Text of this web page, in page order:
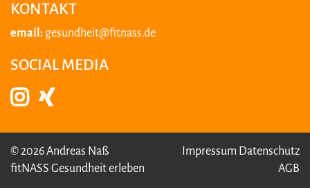
KONTAKT
email: gesundheit@fitnass.de
SOCIAL MEDIA
© 2026 Andreas Naß
fitNASS Gesundheit erleben
Impressum Datenschutz
AGB